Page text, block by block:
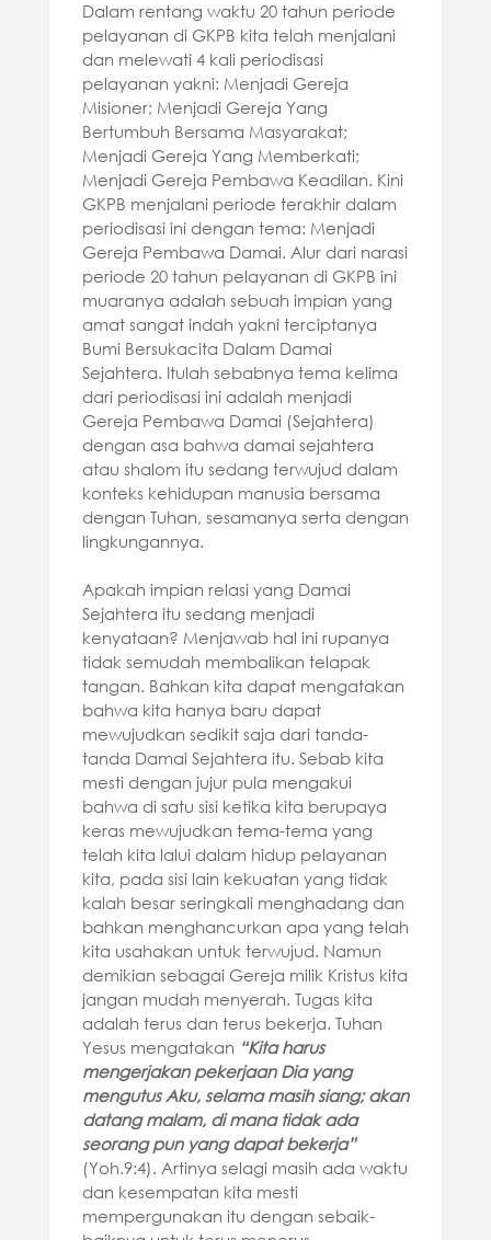
Dalam rentang waktu 20 tahun periode
pelayanan di GKPB kita telah menjalani
dan melewati 4 kali periodisasi
pelayanan yakni: Menjadi Gereja
Misioner; Menjadi Gereja Yang
Bertumbuh Bersama Masyarakat;
Menjadi Gereja Yang Memberkati;
Menjadi Gereja Pembawa Keadilan. Kini
GKPB menjalani periode terakhir dalam
periodisasi ini dengan tema: Menjadi
Gereja Pembawa Damai. Alur dari narasi
periode 20 tahun pelayanan di GKPB ini
muaranya adalah sebuah impian yang
amat sangat indah yakni terciptanya
Bumi Bersukacita Dalam Damai
Sejahtera. Itulah sebabnya tema kelima
dari periodisasi ini adalah menjadi
Gereja Pembawa Damai (Sejahtera)
dengan asa bahwa damai sejahtera
atau shalom itu sedang terwujud dalam
konteks kehidupan manusia bersama
dengan Tuhan, sesamanya serta dengan
lingkungannya.
Apakah impian relasi yang Damai
Sejahtera itu sedang menjadi
kenyataan? Menjawab hal ini rupanya
tidak semudah membalikan telapak
tangan. Bahkan kita dapat mengatakan
bahwa kita hanya baru dapat
mewujudkan sedikit saja dari tanda-
tanda Damai Sejahtera itu. Sebab kita
mesti dengan jujur pula mengakui
bahwa di satu sisi ketika kita berupaya
keras mewujudkan tema-tema yang
telah kita lalui dalam hidup pelayanan
kita, pada sisi lain kekuatan yang tidak
kalah besar seringkali menghadang dan
bahkan menghancurkan apa yang telah
kita usahakan untuk terwujud. Namun
demikian sebagai Gereja milik Kristus kita
jangan mudah menyerah. Tugas kita
adalah terus dan terus bekerja. Tuhan
Yesus mengatakan “Kita harus
mengerjakan pekerjaan Dia yang
mengutus Aku, selama masih siang; akan
datang malam, di mana tidak ada
seorang pun yang dapat bekerja”
(Yoh.9:4). Artinya selagi masih ada waktu
dan kesempatan kita mesti
mempergunakan itu dengan sebaik-